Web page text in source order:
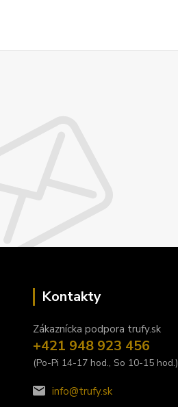
Kontakty
Zákaznícka podpora trufy.sk
+421 948 923 456
(Po-Pi 14-17 hod., So 10-15 hod.)
info@trufy.sk